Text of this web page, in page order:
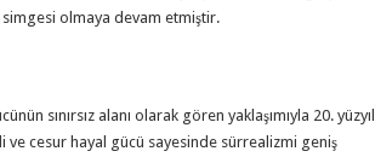
simgesi olmaya devam etmiştir.
sınırsız alanı olarak gören yaklaşımıyla 20. yüzyıl
ve cesur hayal gücü sayesinde sürrealizmi geniş